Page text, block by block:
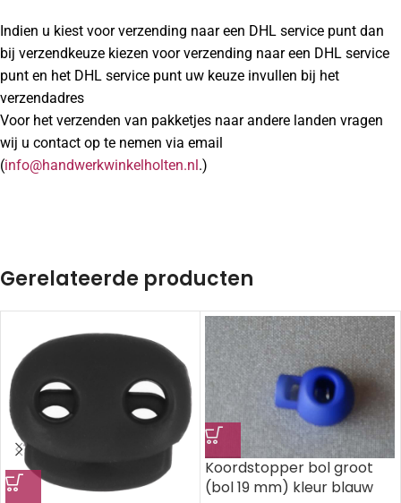
Indien u kiest voor verzending naar een DHL service punt dan
bij verzendkeuze kiezen voor verzending naar een DHL service
punt en het DHL service punt uw keuze invullen bij het
verzendadres
Voor het verzenden van pakketjes naar andere landen vragen
wij u contact op te nemen via email
(info@handwerkwinkelholten.nl.)
Gerelateerde producten
Koordstopper bol groot
(bol 19 mm) kleur blauw